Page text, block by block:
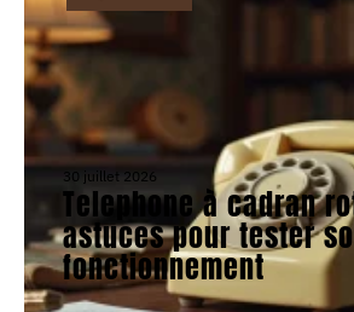
30 juillet 2026
Telephone à cadran
astuces pour tester
fonctionnement